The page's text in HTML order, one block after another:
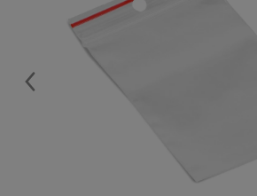
Poprzedni